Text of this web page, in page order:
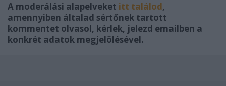
A moderálási alapelveket itt találod,
amennyiben általad sértőnek tartott
kommentet olvasol, kérlek, jelezd emailben a
konkrét adatok megjelölésével.